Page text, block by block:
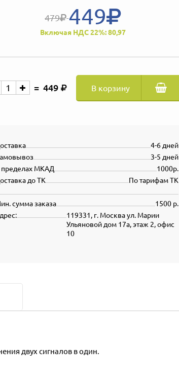
479 449
Включая НДС 22%: 80,97
449 В корзину
4-6 дней
3-5 дней
1000р.
пределах МКАД
По тарифам ТК
до ТК
1500 р.
сумма заказа
119331, г. Москва ул. Марии
Ульяновой дом 17а, этаж 2, офис
10
двух сигналов в один.